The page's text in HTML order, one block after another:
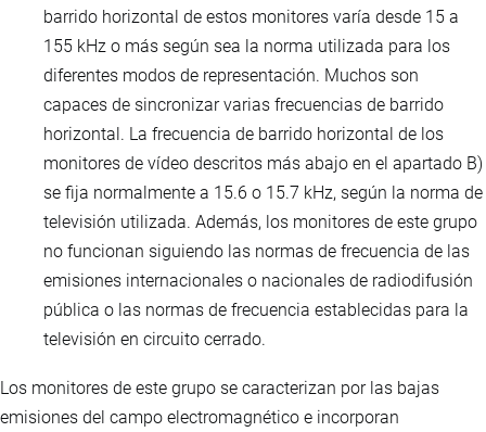
barrido horizontal de estos monitores varía desde 15 a
155 kHz o más según sea la norma utilizada para los
diferentes modos de representación. Muchos son
capaces de sincronizar varias frecuencias de barrido
horizontal. La frecuencia de barrido horizontal de los
monitores de vídeo descritos más abajo en el apartado B)
se fija normalmente a 15.6 o 15.7 kHz, según la norma de
televisión utilizada. Además, los monitores de este grupo
no funcionan siguiendo las normas de frecuencia de las
emisiones internacionales o nacionales de radiodifusión
pública o las normas de frecuencia establecidas para la
televisión en circuito cerrado.
Los monitores de este grupo se caracterizan por las bajas
emisiones del campo electromagnético e incorporan